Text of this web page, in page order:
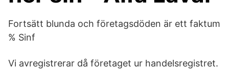
Fortsätt blunda och företagsdöden är ett faktum
% Sinf
Vi avregistrerar då företaget ur handelsregistret.